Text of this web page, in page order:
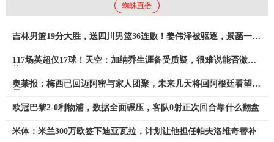
蜘蛛直播
吉林男篮19分大胜，送四川男篮36连败！姜伟泽被驱逐，景菡一
117场英超仅17球！天空：加纳乔生涯备受质疑，很难说能否激活
奥莱报：梅西已回迈阿密与家人团聚，未来几天将回阿根廷看望父
欧冠巴黎2-0利物浦，数据全面碾压，客队0射正次回合靠什么翻盘
米体：米兰300万欧签下迪亚瓦拉，计划让他担任帕夫洛维奇替补